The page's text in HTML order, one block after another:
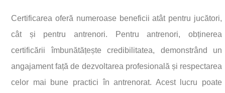
Certificarea oferă numeroase beneficii atât pentru jucători,
cât și pentru antrenori. Pentru antrenori, obținerea
certificării îmbunătățește credibilitatea, demonstrând un
angajament față de dezvoltarea profesională și respectarea
celor mai bune practici în antrenorat. Acest lucru poate